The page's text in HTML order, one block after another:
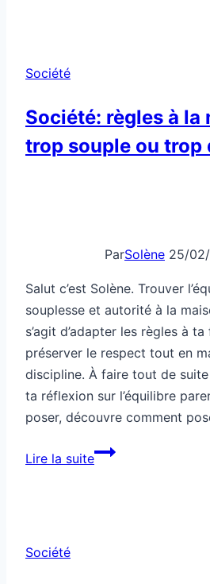
t’en
rends
Société
Société: règles à la
trop souple ou trop
ParSolène 25/
Salut c’est Solène. Trouver
souplesse et autorité à la
s’agit d’adapter les règles à
préserver le respect tout en
discipline. À faire tout de
ta réflexion sur l’équilibre
poser, découvre comment
Lire la suiteSociété:
Société